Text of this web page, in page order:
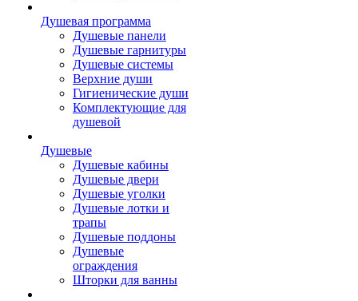
Душевая программа
Душевые панели
Душевые гарнитуры
Душевые системы
Верхние души
Гигиенические души
Комплектующие для
душевой
Душевые
Душевые кабины
Душевые двери
Душевые уголки
Душевые лотки и
трапы
Душевые поддоны
Душевые
ограждения
Шторки для ванны